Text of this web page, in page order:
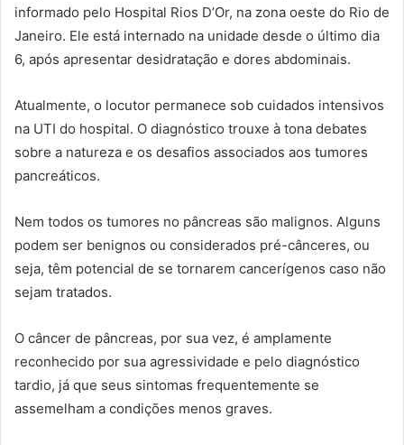
informado pelo Hospital Rios D’Or, na zona oeste do Rio de
Janeiro. Ele está internado na unidade desde o último dia
6, após apresentar desidratação e dores abdominais.
Atualmente, o locutor permanece sob cuidados intensivos
na UTI do hospital. O diagnóstico trouxe à tona debates
sobre a natureza e os desafios associados aos tumores
pancreáticos.
Nem todos os tumores no pâncreas são malignos. Alguns
podem ser benignos ou considerados pré-cânceres, ou
seja, têm potencial de se tornarem cancerígenos caso não
sejam tratados.
O câncer de pâncreas, por sua vez, é amplamente
reconhecido por sua agressividade e pelo diagnóstico
tardio, já que seus sintomas frequentemente se
assemelham a condições menos graves.